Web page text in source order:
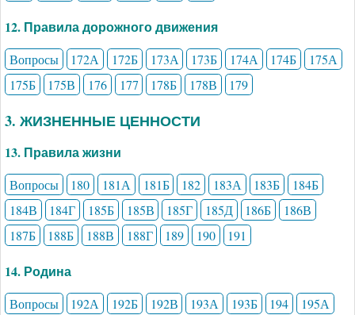
12. Правила дорожного движения
Вопросы 172А 172Б 173А 173Б 174А 174Б
175А
175Б
175В 176 177 178Б 178В 179
3. ЖИЗНЕННЫЕ ЦЕННОСТИ
13. Правила жизни
Вопросы 180 181А 181Б 182 183А 183Б
184Б
184В
184Г 185Б 185В 185Г 185Д 186Б
186В
187Б
188Б 188В 188Г 189 190 191
14. Родина
Вопросы 192А 192Б 192В 193А 193Б 194
195А